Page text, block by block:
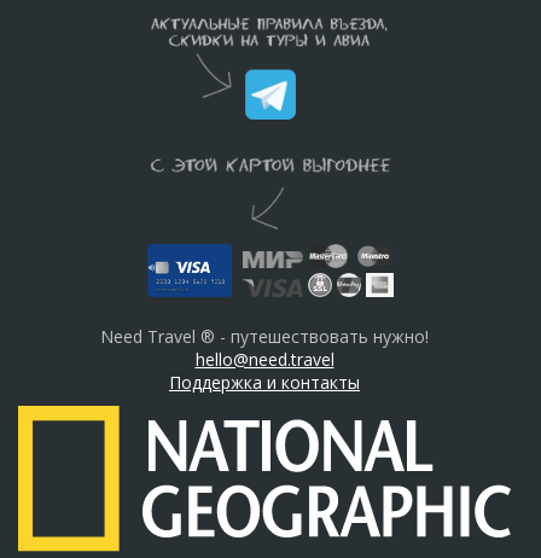
Need Travel ® - путешествовать нужно!
hello@need.travel
Поддержка и контакты